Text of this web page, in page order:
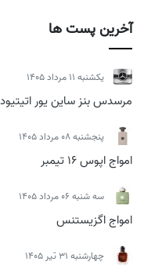
آخرین پست ها
يكشنبه 11 مرداد 1405
مرسدس بنز ساین یور اتیتیود
پنجشنبه 08 مرداد 1405
امواج اپوس 16 تیمبر
سه شنبه 06 مرداد 1405
امواج اگزیستنس
چهارشنبه 31 تیر 1405